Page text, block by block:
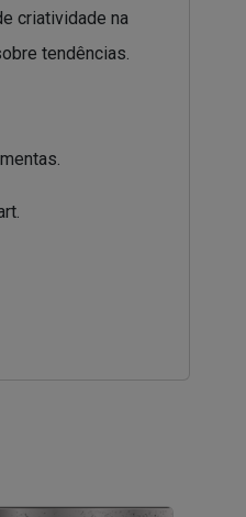
criatividade na
tendências.